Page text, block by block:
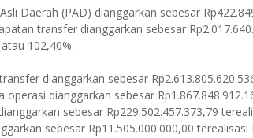
Daerah (PAD) dianggarkan sebesar
transfer dianggarkan sebesar
102,40%.
dianggarkan sebesar
operasi dianggarkan sebesar
sebesar Rp229.502.457.373,79
sebesar Rp11.505.000.000,00